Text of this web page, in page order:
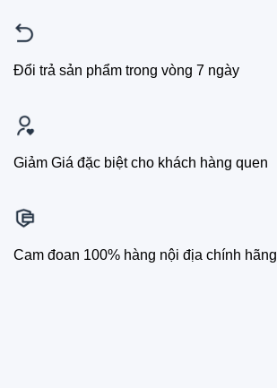
Đổi trả sản phẩm trong vòng 7 ngày
Giảm Giá đặc biệt cho khách hàng quen
Cam đoan 100% hàng nội địa chính hãng